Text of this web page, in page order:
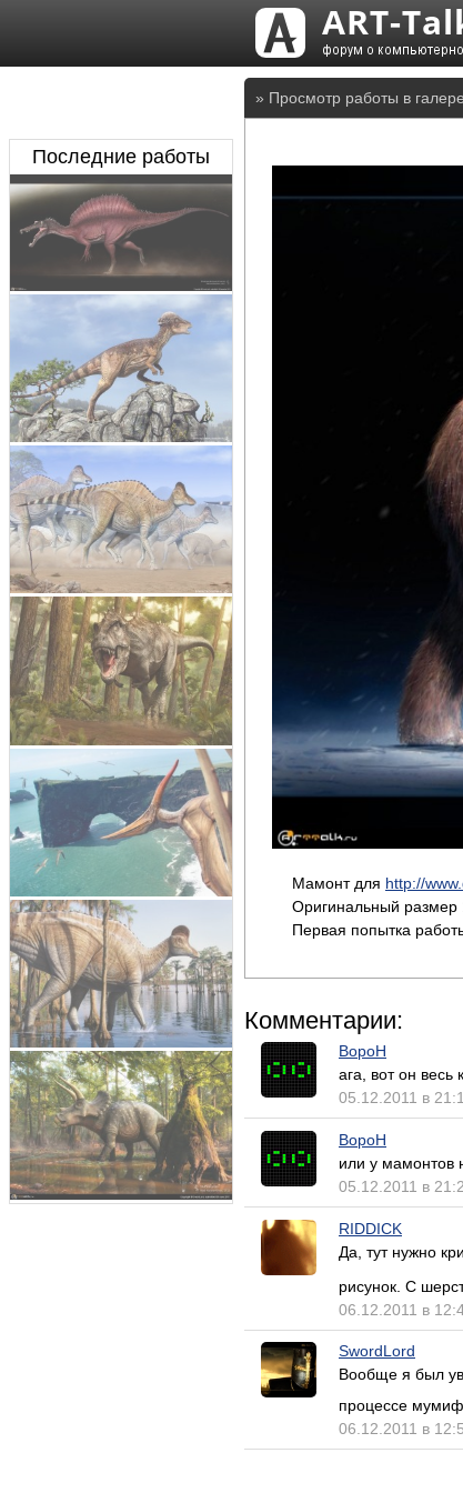
» Просмотр работы в
Мамонт для http://
Оригинальный размер
Первая попытка
Комментарии:
BopoH
ага, вот он
05.12.2011 в
BopoH
или у мамонтов
05.12.2011 в
RIDDICK
Да, тут нужно
рисунок. С
06.12.2011 в
SwordLord
Вообще я был
процессе
06.12.2011 в
Последние работы